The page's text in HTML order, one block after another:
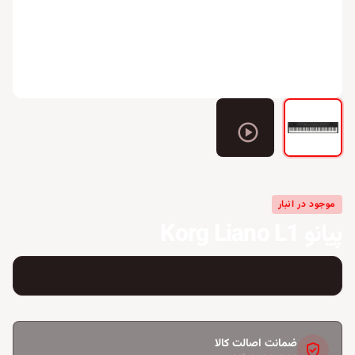
play_circle
موجود در انبار
verified_user ضمانت اصالت کالا